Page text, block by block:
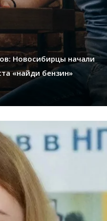
Новосибирцы начали
«найди бензин»